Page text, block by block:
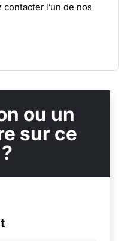
l’un de nos
ou un
sur ce